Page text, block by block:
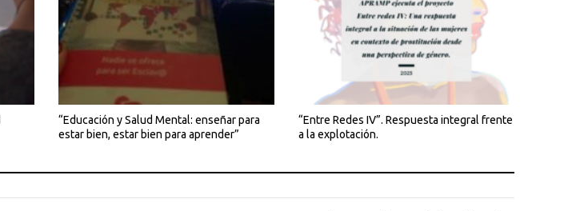
“Educación y Salud Mental: enseñar para
estar bien, estar bien para aprender”
“Entre Redes IV”. Respuesta integral frente
a la explotación.